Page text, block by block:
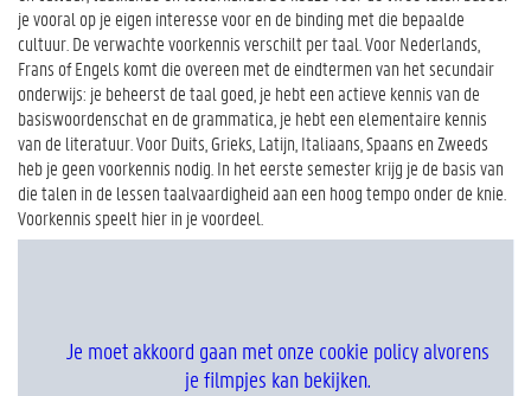
je vooral op je eigen interesse voor en de binding met die bepaalde
cultuur. De verwachte voorkennis verschilt per taal. Voor Nederlands,
Frans of Engels komt die overeen met de eindtermen van het secundair
onderwijs: je beheerst de taal goed, je hebt een actieve kennis van de
basiswoordenschat en de grammatica, je hebt een elementaire kennis
van de literatuur. Voor Duits, Grieks, Latijn, Italiaans, Spaans en Zweeds
heb je geen voorkennis nodig. In het eerste semester krijg je de basis van
die talen in de lessen taalvaardigheid aan een hoog tempo onder de knie.
Voorkennis speelt hier in je voordeel.
Je moet akkoord gaan met onze cookie policy alvorens
je filmpjes kan bekijken.